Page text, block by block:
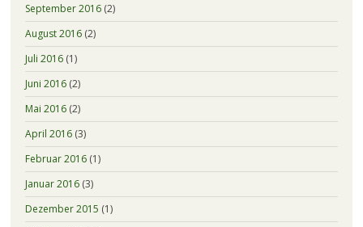
September 2016(2)
August 2016(2)
Juli 2016(1)
Juni 2016(2)
Mai 2016(2)
April 2016(3)
Februar 2016(1)
Januar 2016(3)
Dezember 2015 (1)